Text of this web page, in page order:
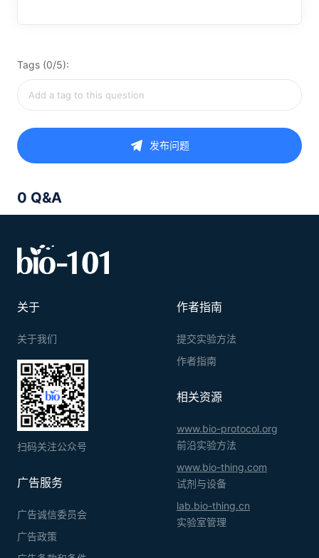
Tags (0/5):
发布问题
0 Q&A
关于
关于我们
扫码关注公众号
广告服务
广告诚信委员会
广告政策
作者指南
提交实验方法
作者指南
相关资源
www.bio-protocol.org
前沿实验方法
www.bio-thing.com
试剂与设备
lab.bio-thing.cn
实验室管理